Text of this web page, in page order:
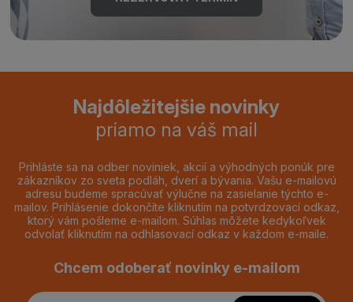
Najdôležitejšie novinky
priamo na váš mail
Prihláste sa na odber noviniek, akcií a výhodných ponúk pre
zákazníkov zo sveta podláh, dverí a bývania. Vašu e-mailovú
adresu budeme spracúvať výlučne na zasielanie týchto e-
mailov. Prihlásenie dokončíte kliknutím na potvrdzovací odkaz,
ktorý vám pošleme e-mailom. Súhlas môžete kedykoľvek
odvolať kliknutím na odhlasovací odkaz v každom e-maile.
Chcem odoberať novinky e-mailom